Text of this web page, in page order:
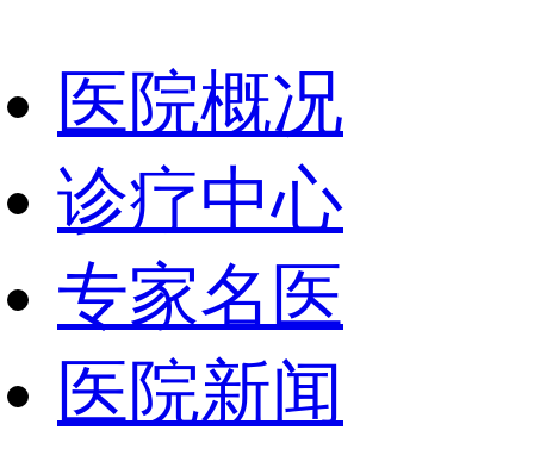
医院概况
诊疗中心
专家名医
医院新闻